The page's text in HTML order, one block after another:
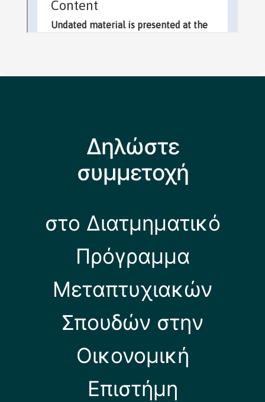
Δηλώστε
συμμετοχή
στο Διατμηματικό
Πρόγραμμα
Μεταπτυχιακών
Σπουδών στην
Οικονομική
Επιστήμη